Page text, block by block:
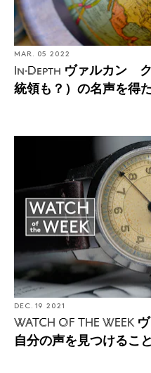
MAR. 05 2022
In-Depth ヴァルカン
統領も？）の名声を得
DEC. 19 2021
WATCH OF THE WEEK
自分の声を見つけるこ